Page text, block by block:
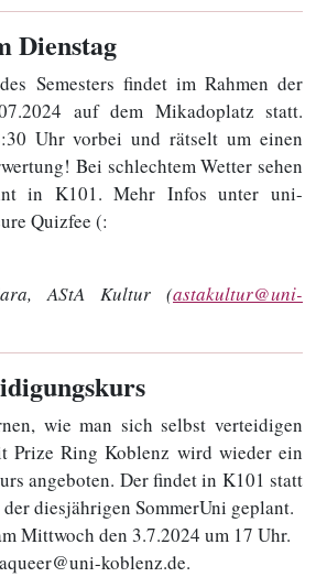
Dienstag
Semesters findet im Rahmen der
auf dem Mikadoplatz statt.
Uhr vorbei und rätselt um einen
Bei schlechtem Wetter sehen
in K101. Mehr Infos unter uni-
Quizfee (:
AStA Kultur (astakultur@uni-
wie man sich selbst verteidigen
Prize Ring Koblenz wird wieder ein
angeboten. Der findet in K101 statt
diesjährigen SommerUni geplant.
Mittwoch den 3.7.2024 um 17 Uhr.
koblenz.de.